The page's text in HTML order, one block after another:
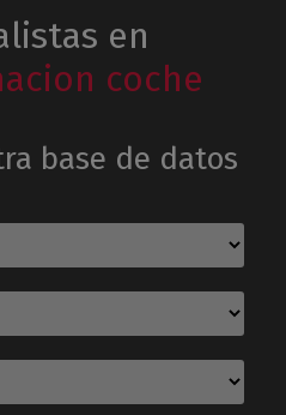
en
coche
base de datos